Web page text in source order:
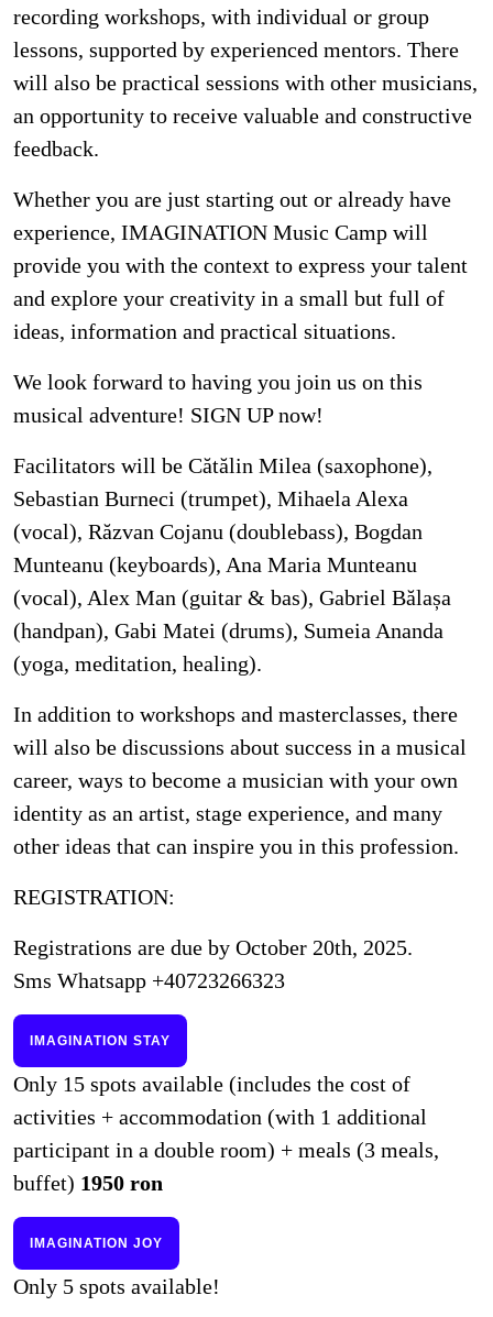
recording workshops, with individual or group
lessons, supported by experienced mentors. There
will also be practical sessions with other musicians,
an opportunity to receive valuable and constructive
feedback.
Whether you are just starting out or already have
experience, IMAGINATION Music Camp will
provide you with the context to express your talent
and explore your creativity in a small but full of
ideas, information and practical situations.
We look forward to having you join us on this
musical adventure! SIGN UP now!
Facilitators will be Cătălin Milea (saxophone),
Sebastian Burneci (trumpet), Mihaela Alexa
(vocal), Răzvan Cojanu (doublebass), Bogdan
Munteanu (keyboards), Ana Maria Munteanu
(vocal), Alex Man (guitar & bas), Gabriel Bălașa
(handpan), Gabi Matei (drums), Sumeia Ananda
(yoga, meditation, healing).
In addition to workshops and masterclasses, there
will also be discussions about success in a musical
career, ways to become a musician with your own
identity as an artist, stage experience, and many
other ideas that can inspire you in this profession.
REGISTRATION:
Registrations are due by October 20th, 2025.
Sms Whatsapp +40723266323
IMAGINATION STAY
Only 15 spots available (includes the cost of
activities + accommodation (with 1 additional
participant in a double room) + meals (3 meals,
buffet) 1950 ron
IMAGINATION JOY
Only 5 spots available!